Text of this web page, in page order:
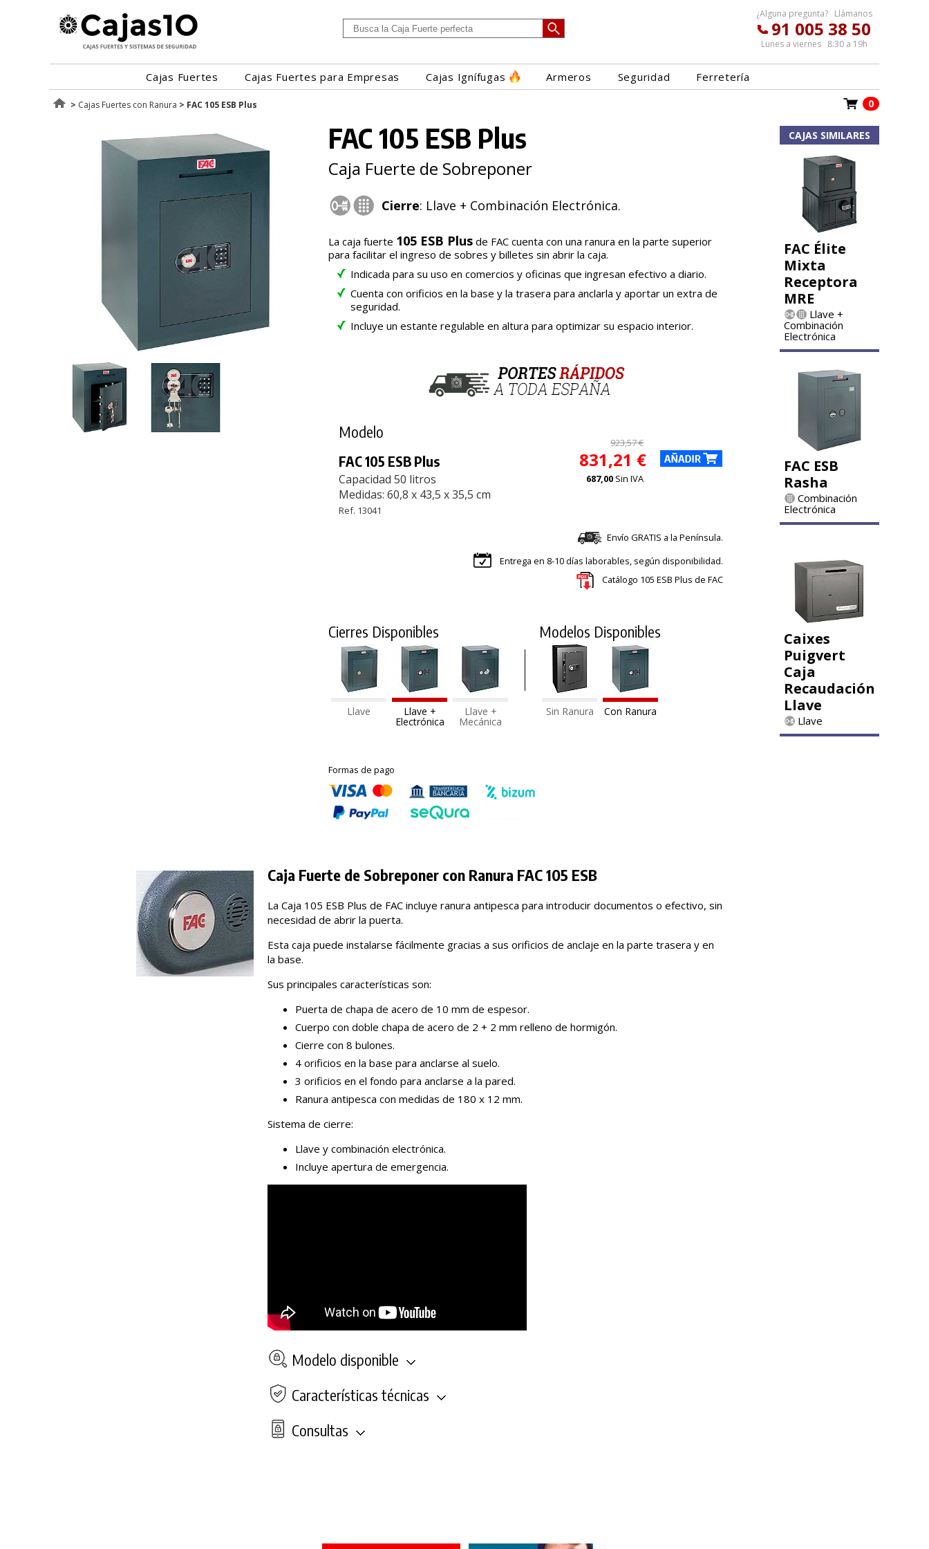
¿Alguna pregunta? Llámanos
91 005 38 50
Lunes a viernes 8:30 a 19h
Cajas Fuertes Cajas Fuertes para Empresas Cajas Ignífugas Armeros Seguridad Ferretería
> Cajas Fuertes con Ranura > FAC 105 ESB Plus 0
FAC 105 ESB Plus
Caja Fuerte de Sobreponer
Cierre: Llave + Combinación Electrónica.
La caja fuerte 105 ESB Plus de FAC cuenta con una ranura en la parte superior
para facilitar el ingreso de sobres y billetes sin abrir la caja.
Indicada para su uso en comercios y oficinas que ingresan efectivo a diario.
Cuenta con orificios en la base y la trasera para anclarla y aportar un extra de
seguridad.
Incluye un estante regulable en altura para optimizar su espacio interior.
Modelo
FAC 105 ESB Plus
Capacidad 50 litros
Medidas: 60,8 x 43,5 x 35,5 cm
Ref. 13041
923,57 €
831,21 €
687,00 Sin IVA
Envío GRATIS a la Península.
Entrega en 8-10 días laborables, según disponibilidad.
Catálogo 105 ESB Plus de FAC
Cierres Disponibles
Llave Llave +
Electrónica
Llave +
Mecánica
Modelos Disponibles
Sin Ranura Con Ranura
Formas de pago
Caja Fuerte de Sobreponer con Ranura FAC 105 ESB
La Caja 105 ESB Plus de FAC incluye ranura antipesca para introducir documentos o efectivo, sin
necesidad de abrir la puerta.
Esta caja puede instalarse fácilmente gracias a sus orificios de anclaje en la parte trasera y en
la base.
Sus principales características son:
Puerta de chapa de acero de 10 mm de espesor.
Cuerpo con doble chapa de acero de 2 + 2 mm relleno de hormigón.
Cierre con 8 bulones.
4 orificios en la base para anclarse al suelo.
3 orificios en el fondo para anclarse a la pared.
Ranura antipesca con medidas de 180 x 12 mm.
Sistema de cierre:
Llave y combinación electrónica.
Incluye apertura de emergencia.
Modelo disponible
Características técnicas
Consultas
CAJAS SIMILARES
FAC Élite
Mixta
Receptora
MRE
Llave +
Combinación
Electrónica
FAC ESB
Rasha
Combinación
Electrónica
Caixes
Puigvert
Caja
Recaudación
Llave
Llave